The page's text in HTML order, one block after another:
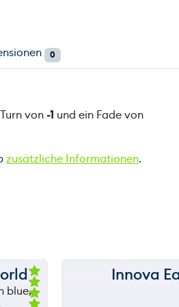
0
von-1 und ein Fade von
zusätzliche Informationen.
Be
we
150 m
Innova